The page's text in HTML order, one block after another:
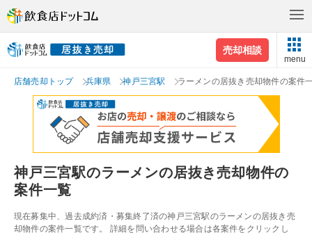
売却相談
menu
店舗売却トップ 兵庫県 神戸三宮駅 ラーメンの居抜き売却物件の案件
神戸三宮駅のラーメンの居抜き売却物件の
案件一覧
現在募集中、過去成約済・募集終了済の神戸三宮駅のラーメンの居抜き売
却物件の案件一覧です。 詳細を問い合わせる場合は各案件をクリックし